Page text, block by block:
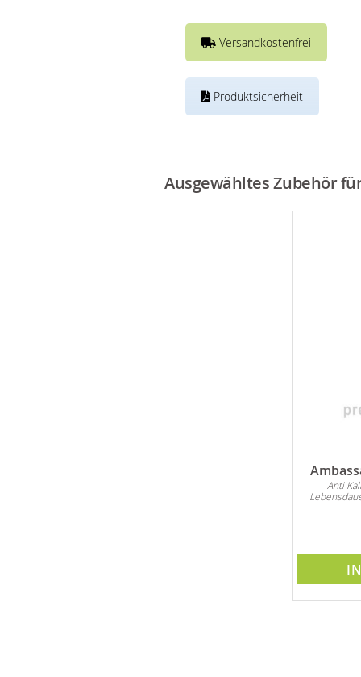
Versandkostenfrei
Produktsicherheit
Ausgewähltes Zubehör
Anti